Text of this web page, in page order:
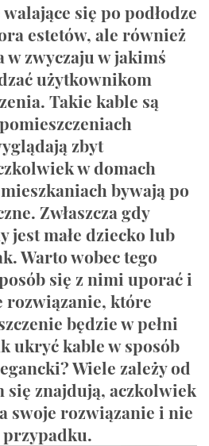
się po podłodze
estetów, ale również
zwyczaju w jakimś
użytkownikom
Takie kable są
zbyt
w domach
bywają po
Zwłaszcza gdy
jest małe dziecko lub
Warto wobec tego
się z nimi uporać i
rozwiązanie, które
będzie w pełni
ukryć kable w sposób
Wiele zależy od
się znajdują, aczkolwiek
swoje rozwiązanie i nie
przypadku.